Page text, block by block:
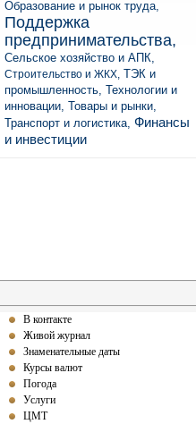
Образование и рынок труда,
Поддержка
предпринимательства,
Сельское хозяйство и АПК,
Строительство и ЖКХ, ТЭК и
промышленность, Технологии и
инновации, Товары и рынки,
Транспорт и логистика, Финансы
и инвестиции
В контакте
Живой журнал
Знаменательные даты
Курсы валют
Погода
Услуги
ЦМТ